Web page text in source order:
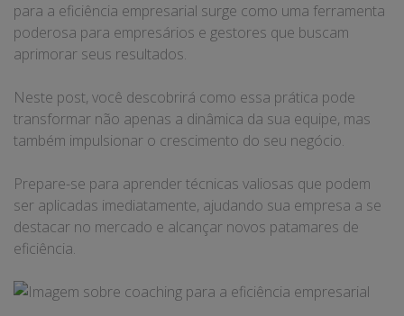
para a eficiência empresarial surge como uma ferramenta
poderosa para empresários e gestores que buscam
aprimorar seus resultados.
Neste post, você descobrirá como essa prática pode
transformar não apenas a dinâmica da sua equipe, mas
também impulsionar o crescimento do seu negócio.
Prepare-se para aprender técnicas valiosas que podem
ser aplicadas imediatamente, ajudando sua empresa a se
destacar no mercado e alcançar novos patamares de
eficiência.